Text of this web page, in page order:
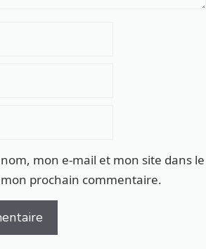
mon e-mail et mon site dans le
prochain commentaire.